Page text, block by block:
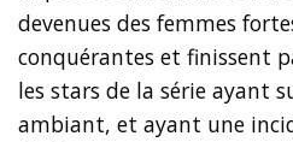
devenues des femmes
conquérantes et finissent
les stars de la série ayant
ambiant, et ayant une